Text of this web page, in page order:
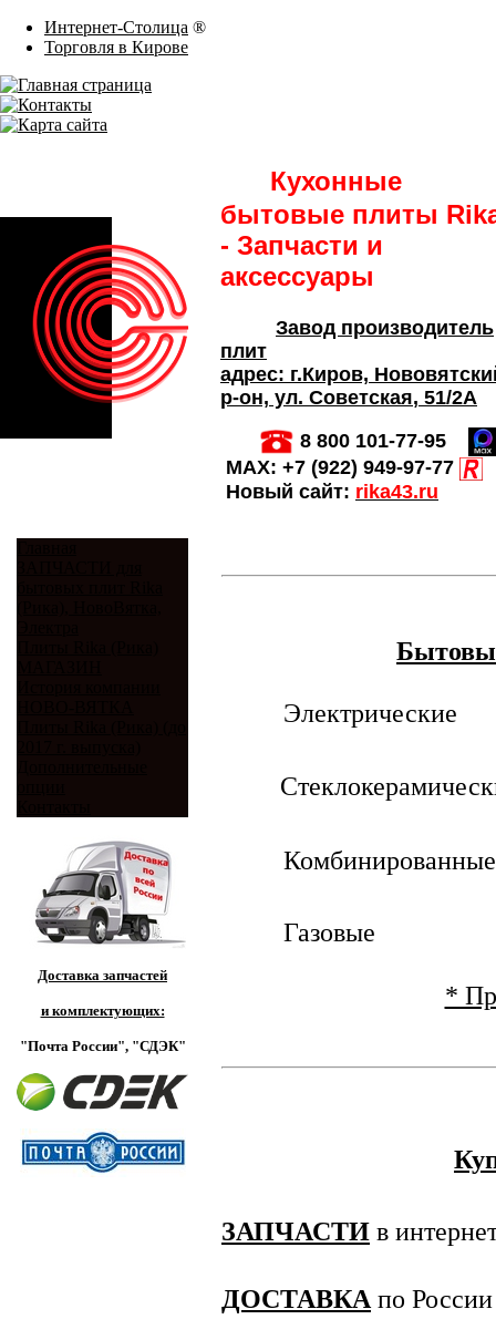
Интернет-Столица ®
Торговля в Кирове
Кухонные
бытовые плиты
- Запчасти и
аксессуары
Завод производитель
плит
адрес: г.Киров,
р-он, ул. Советская, 51/2А
8 800 101-77-95
MAX: +7 (922) 949-97-77
Новый сайт: rika43.ru
Доставка запчастей
и комплектующих:
"Почта России", "СДЭК"
Электрические
Газовые
*
ЗАПЧАСТИ в
ДОСТАВКА по